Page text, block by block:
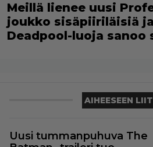
Meillä lienee uusi
joukko sisäpiiriläisiä
Deadpool-luoja sanoo
AIHEESEEN
Uusi tummanpuhuva The